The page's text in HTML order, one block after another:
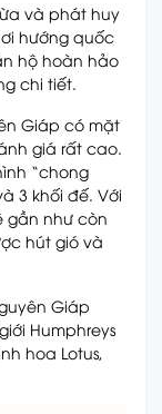
và phát huy
hướng quốc
hộ hoàn hảo
chi tiết.
Giáp có mặt
giá rất cao.
“chong
3 khối đế. Với
gần như còn
hút gió và
Giáp
Humphreys
hoa Lotus,